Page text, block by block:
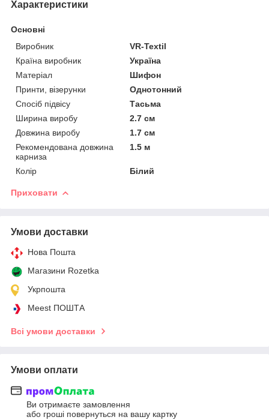
Характеристики
Основні
Виробник
VR-Textil
Країна виробник
Україна
Матеріал
Шифон
Принти, візерунки
Однотонний
Спосіб підвісу
Тасьма
Ширина виробу
2.7 см
Довжина виробу
1.7 см
Рекомендована довжина
карниза
1.5 м
Колір Білий
Приховати
Умови доставки
Нова Пошта
Магазини Rozetka
Укрпошта
Meest ПОШТА
Всі умови доставки
Умови оплати
Ви отримаєте замовлення
або гроші повернуться на вашу картку